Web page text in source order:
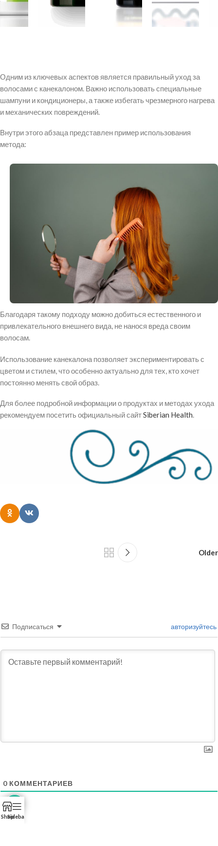
Одним из ключевых аспектов является правильный уход за
волосами с канекалоном. Важно использовать специальные
шампуни и кондиционеры, а также избегать чрезмерного нагрева
и механических повреждений.
Внутри этого абзаца представлен пример использования
метода:
Благодаря такому подходу можно добиться естественного и
привлекательного внешнего вида, не нанося вреда своим
волосам.
Использование канекалона позволяет экспериментировать с
цветом и стилем, что особенно актуально для тех, кто хочет
постоянно менять свой образ.
Для более подробной информации о продуктах и методах ухода
рекомендуем посетить официальный сайтSiberian Health
Older
Подписаться авторизуйтесь
0 КОММЕНТАРИЕВ
ShopSidebar